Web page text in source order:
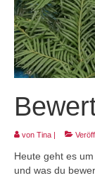
von Tina |
Heute geht es
und was du